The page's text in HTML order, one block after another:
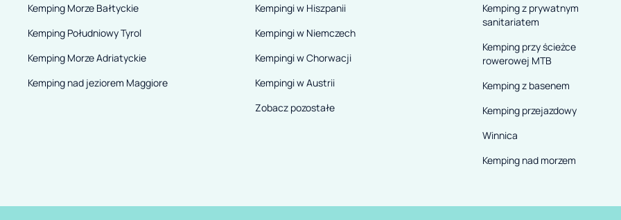
Kemping Morze Bałtyckie
Kemping Południowy Tyrol
Kemping Morze Adriatyckie
Kemping nad jeziorem Maggiore
Kempingi w Hiszpanii
Kempingi w Niemczech
Kempingi w Chorwacji
Kempingi w Austrii
Zobacz pozostałe
Kemping z prywatnym
sanitariatem
Kemping przy ścieżce
rowerowej MTB
Kemping z basenem
Kemping przejazdowy
Winnica
Kemping nad morzem